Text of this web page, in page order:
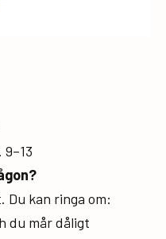
Du kan ringa om:
du mår dåligt